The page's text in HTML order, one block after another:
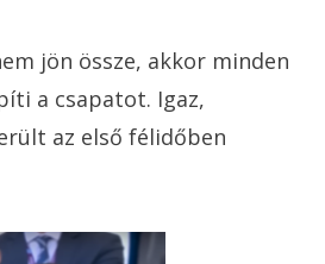
jön össze, akkor minden
a csapatot. Igaz,
az első félidőben